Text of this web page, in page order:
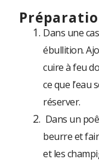
Dans une
ébullition.
cuire à feu
ce que l’eau
réserver.
Dans un
beurre et
et les